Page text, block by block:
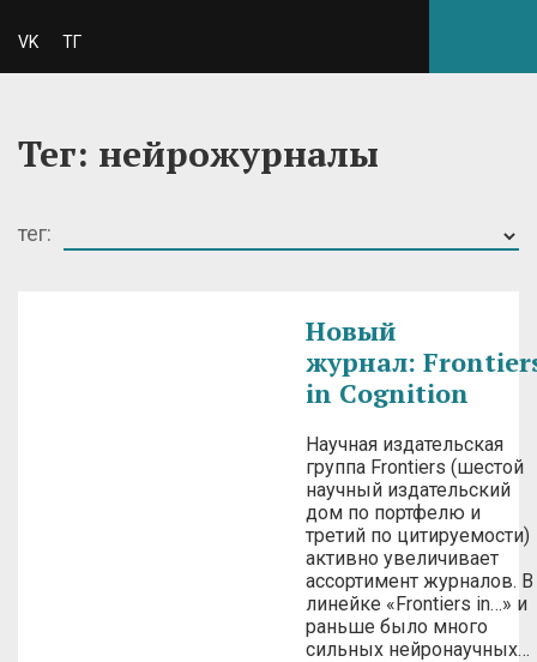
VK ТГ
Тег: нейрожурналы
тег:
Новый
журнал:
in Cognition
Научная издательская
группа Frontiers (шестой
научный издательский
дом по портфелю и
третий по цитируемости)
активно увеличивает
ассортимент журналов. В
линейке «Frontiers in…» и
раньше было много
сильных нейронаучных…